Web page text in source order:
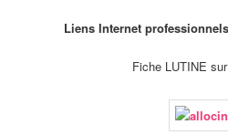
Liens Internet
Fiche LUTINE sur